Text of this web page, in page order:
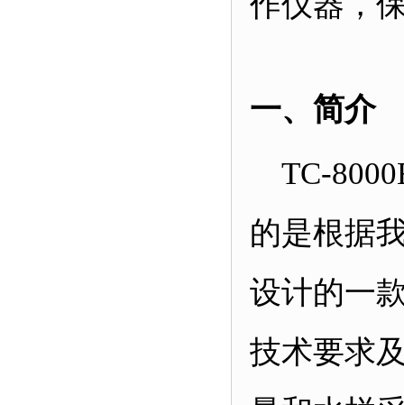
一、简介
TC-
的是根据
设计的一
技术要求